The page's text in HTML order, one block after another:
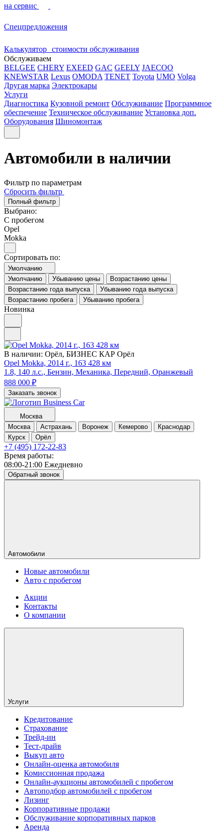
на сервис
Спецпредложения
Калькулятор стоимости обслуживания
Обслуживаем
BELGEE CHERY EXEED GAC GEELY JAECOO
KNEWSTAR Lexus OMODA TENET Toyota UMO Volga
Другая марка Электрокары
Услуги
Диагностика Кузовной ремонт Обслуживание Программное
обеспечение Техническое обслуживание Установка доп.
Оборудования Шиномонтаж
Автомобили в наличии
Фильтр по параметрам
Сбросить фильтр
Полный фильтр
Выбрано:
С пробегом
Opel
Mokka
Сортировать по:
Умолчанию
Умолчанию
Убыванию цены
Возрастанию цены
Возрастанию года выпуска
Убыванию года выпуска
Возрастанию пробега
Убыванию пробега
Новинка
В наличии: Орёл, БИЗНЕС КАР Орёл
Opel Mokka, 2014 г., 163 428 км
1.8, 140 л.с., Бензин, Механика, Передний, Оранжевый
888 000 ₽
Заказать звонок
Москва
Москва
Астрахань Воронеж Кемерово
Краснодар
Курск
Орёл
+7 (495) 172-22-83
Время работы:
08:00-21:00 Ежедневно
Обратный звонок
Автомобили
Новые автомобили
Авто с пробегом
Акции
Контакты
О компании
Услуги
Кредитование
Страхование
Трейд-ин
Тест-драйв
Выкуп авто
Онлайн-оценка автомобиля
Комиссионная продажа
Онлайн-аукционы автомобилей с пробегом
Автоподбор автомобилей с пробегом
Лизинг
Корпоративные продажи
Обслуживание корпоративных парков
Аренда